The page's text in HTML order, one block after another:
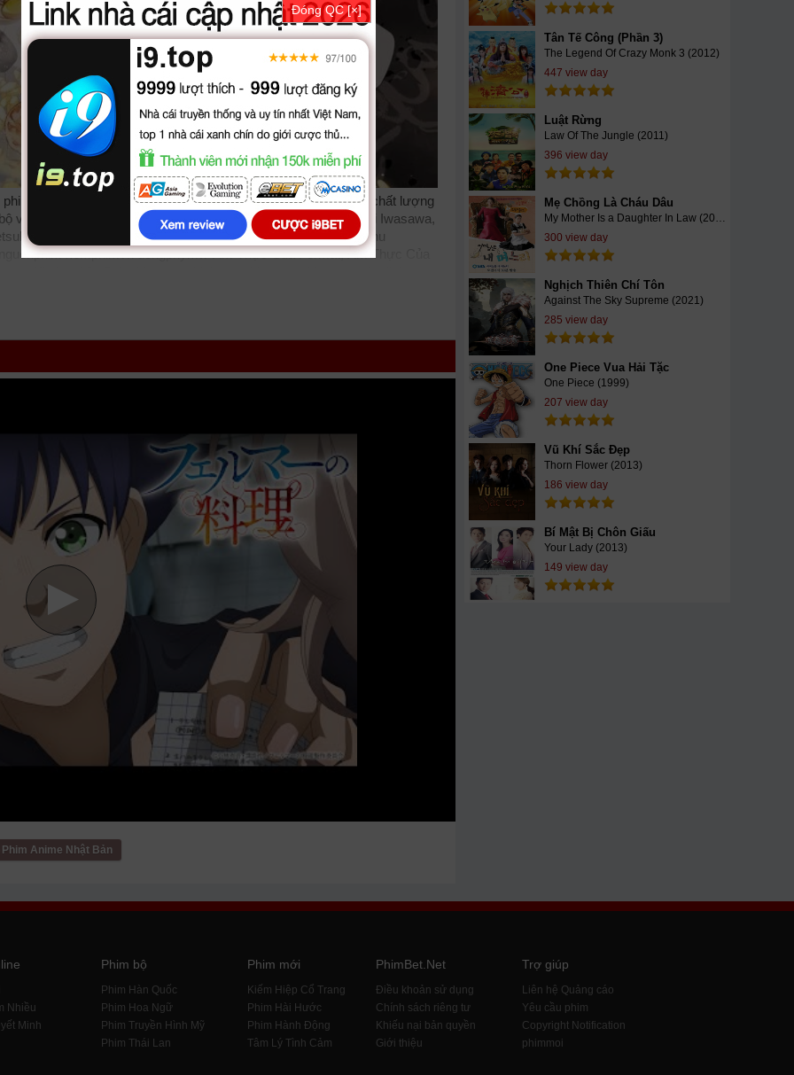
phim Am Thuc Cua Fermat được thuyết minh, phụ đề tiếng việt chất lượng
với sự tham gia của các diễn viên: Ken'ichirô Matsuda, Toshiki Iwasawa,
thuyết minh Lồng tiếng bởi các subteam nhưbilutv phimbathu
nguonphim xemphimvndongphymtv Ẩm Thực Của Fermat, Ẩm Thực Của
Tải link fshare drive và download phim Ẩm Thực Của Fermat vtv HTV
phim
Phim Anime Nhật Bản
Tân Tế Công (Phần 3)
The Legend Of Crazy Monk 3 (2012)
447 view day
Luật Rừng
Law Of The Jungle (2011)
396 view day
Mẹ Chồng Là Cháu Dâu
My Mother Is a Daughter In Law (2015)
300 view day
Nghịch Thiên Chí Tôn
Against The Sky Supreme (2021)
285 view day
One Piece Vua Hải Tặc
One Piece (1999)
207 view day
Vũ Khí Sắc Đẹp
Thorn Flower (2013)
186 view day
Bí Mật Bị Chôn Giấu
Your Lady (2013)
149 view day
Nhiều
Minh
Phim bộ
Phim Hàn Quốc
Phim Hoa Ngữ
Phim Truyền Hình Mỹ
Phim Thái Lan
Phim mới
Kiếm Hiệp Cổ Trang
Phim Hài Hước
Phim Hành Động
Tâm Lý Tình Cảm
PhimBet.Net
Điều khoản sử dụng
Chính sách riêng tư
Khiếu nại bản quyền
Giới thiệu
Trợ giúp
Liên hệ Quảng cáo
Yêu cầu phim
Copyright Notification
phimmoi
Đóng QC [×]